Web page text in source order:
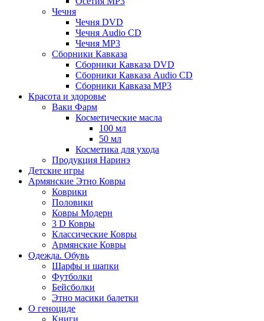
Чечня
Чечня DVD
Чечня Audio CD
Чечня MP3
Сборники Кавказа
Сборники Кавказа DVD
Сборники Кавказа Audio CD
Сборники Кавказа MP3
Красота и здоровье
Ваки Фарм
Косметические масла
100 мл
50 мл
Косметика для ухода
Продукция Наринэ
Детские игры
Армянские Этно Ковры
Коврики
Половики
Ковры Модерн
3 D Ковры
Классические Ковры
Армянские Ковры
Одежда. Обувь
Шарфы и шапки
Футболки
Бейсболки
Этно масики балетки
О геноциде
Книги